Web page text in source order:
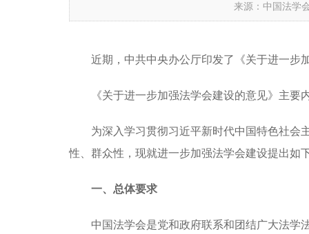
来源：中国法学
近期，中共中央办公厅印发了《关于进一步
《关于进一步加强法学会建设的意见》主要
为深入学习贯彻习近平新时代中国特色社会
性、群众性，现就进一步加强法学会建设提出如
一、总体要求
中国法学会是党和政府联系和团结广大法学